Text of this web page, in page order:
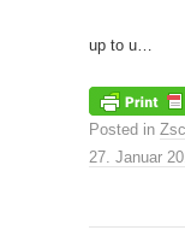
up to u…
Posted in
27. Januar